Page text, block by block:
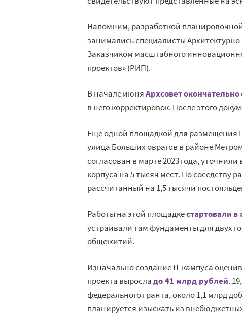
Напомним, разработкой
занимались специалисты
Заказчиком масштабного
проектов» (РИП).
В начале июняАрхсовет окончательно
в него корректировок. После этого
Еще одной площадкой для размещения
улица Больших оврагов в районе
согласован в марте 2023 года,
корпуса на 5 тысяч мест. По соседству
рассчитанный на 1,5 тысячи
Работы на этой площадкестартовали в
устраивали там фундаменты для двух
общежитий.
Изначально создание IT-кампуса
проекта выросладо 41 млрд рублей.
федерального гранта, около 1,1 млрд
планируется изыскать из